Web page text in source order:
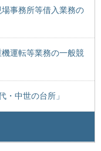
事務所等借入業務の
運転等業務の一般競
・中世の台所」